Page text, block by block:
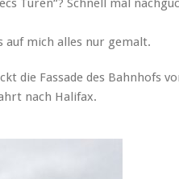
Türen“? Schnell mal
auf mich alles nur gemalt.
die Fassade des Bahnhofs
nach Halifax.